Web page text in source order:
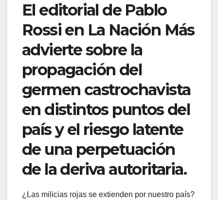
El editorial de Pablo
Rossi en La Nación Más
advierte sobre la
propagación del
germen castrochavista
en distintos puntos del
país y el riesgo latente
de una perpetuación
de la deriva autoritaria.
¿Las milicias rojas se extienden por nuestro país?